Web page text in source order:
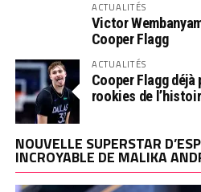
ACTUALITÉS
Victor
Cooper Flagg
ACTUALITÉS
Cooper Flagg
rookies de
NOUVELLE SUPERSTAR
INCROYABLE DE MALIKA